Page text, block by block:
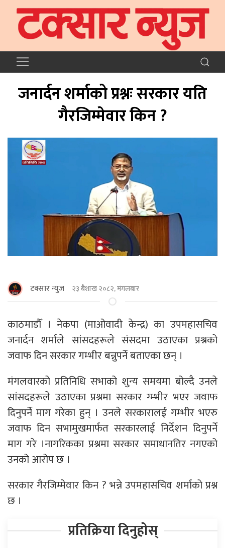
जनार्दन शर्माको प्रश्नः सरकार यति
गैरजिम्मेवार किन ?
टक्सार न्युज २३ बैशाख २०८२, मंगलबार
काठमाडाैँ । नेकपा (माओवादी केन्द्र) का उपमहासचिव
जनार्दन शर्माले सांसदहरूले संसदमा उठाएका प्रश्नको
जवाफ दिन सरकार गम्भीर बन्नुपर्ने बताएका छन् ।
मंगलवारको प्रतिनिधि सभाको शुन्य समयमा बोल्दै उनले
सांसदहरूले उठाएका प्रश्नमा सरकार ग्म्भीर भएर जवाफ
दिनुपर्ने माग गरेका हुन् । उनले सरकारालई गम्भीर भएरु
जवाफ दिन सभामुखमार्फत सरकारलाई निर्देशन दिनुपर्ने
माग गरे ।नागरिकका प्रश्नमा सरकार समाधानतिर नगएको
उनको आरोप छ ।
सरकार गैरजिम्मेवार किन ? भन्ने उपमहासचिव शर्माको प्रश्न
छ ।
प्रतिक्रिया दिनुहोस्